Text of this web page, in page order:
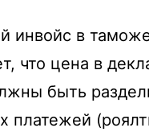
инвойс в
что цена в
быть
платежей